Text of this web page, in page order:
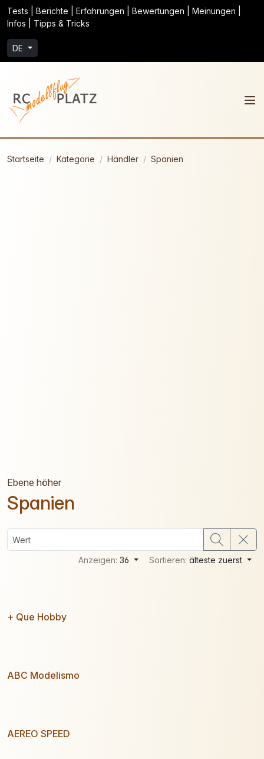
Tests | Berichte | Erfahrungen | Bewertungen | Meinungen |
Infos | Tipps & Tricks
DE
Startseite Kategorie Händler Spanien
Ebene höher
Spanien
Anzeigen:36 Sortieren:älteste zuerst
+ Que Hobby
ABC Modelismo
AEREO SPEED